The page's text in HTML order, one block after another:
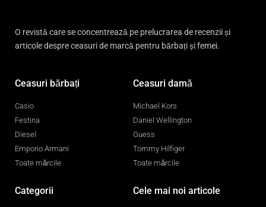
O revistă care se concentrează pe prelucrarea de recenzii și
articole despre ceasuri de marcă pentru bărbați și femei.
Ceasuri bărbați
Casio
Festina
Diesel
Emporio Armani
Toate mărcile
Ceasuri damă
Michael Kors
Daniel Wellington
Guess
Tommy Hilfiger
Toate mărcile
Categorii Cele mai noi articole